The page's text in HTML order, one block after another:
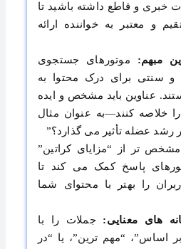
خبری و قاطع داشته باشید تا
و معتبر به خواننده ارائه
مبهم: موتورهای جستجوی
سنتی برای درک محتوا به
عناوین باید مشخص و ایده‌
خلاصه کنند—به عنوان مثال
رشد عضله تأثیر می ‌گذارد؟”
تر از “مزایای کراتین”
پاسخ کمک می‌ کند تا
را بهتر با محتوای شما
‌های معنایی: جملات را با
اساس”، “مهم ‌ترین”، یا “در